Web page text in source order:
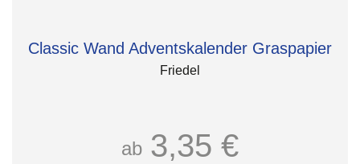
Classic Wand Adventskalender Graspapier
Friedel
ab 3,35 €